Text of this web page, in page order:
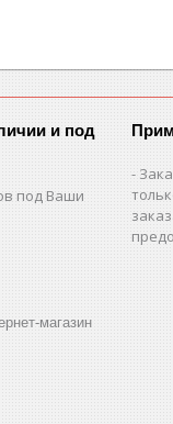
и под
под Ваши
магазин